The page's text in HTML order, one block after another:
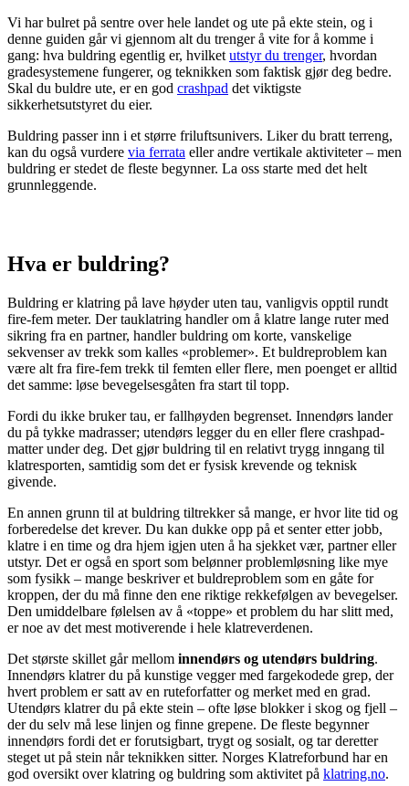
Vi har bulret på sentre over hele landet og ute på ekte stein, og i
denne guiden går vi gjennom alt du trenger å vite for å komme i
gang: hva buldring egentlig er, hvilket utstyr du trenger, hvordan
gradesystemene fungerer, og teknikken som faktisk gjør deg bedre.
Skal du buldre ute, er en god crashpad det viktigste
sikkerhetsutstyret du eier.
Buldring passer inn i et større friluftsunivers. Liker du bratt terreng,
kan du også vurdere via ferrata eller andre vertikale aktiviteter – men
buldring er stedet de fleste begynner. La oss starte med det helt
grunnleggende.
Hva er buldring?
Buldring er klatring på lave høyder uten tau, vanligvis opptil rundt
fire-fem meter. Der tauklatring handler om å klatre lange ruter med
sikring fra en partner, handler buldring om korte, vanskelige
sekvenser av trekk som kalles «problemer». Et buldreproblem kan
være alt fra fire-fem trekk til femten eller flere, men poenget er alltid
det samme: løse bevegelsesgåten fra start til topp.
Fordi du ikke bruker tau, er fallhøyden begrenset. Innendørs lander
du på tykke madrasser; utendørs legger du en eller flere crashpad-
matter under deg. Det gjør buldring til en relativt trygg inngang til
klatresporten, samtidig som det er fysisk krevende og teknisk
givende.
En annen grunn til at buldring tiltrekker så mange, er hvor lite tid og
forberedelse det krever. Du kan dukke opp på et senter etter jobb,
klatre i en time og dra hjem igjen uten å ha sjekket vær, partner eller
utstyr. Det er også en sport som belønner problemløsning like mye
som fysikk – mange beskriver et buldreproblem som en gåte for
kroppen, der du må finne den ene riktige rekkefølgen av bevegelser.
Den umiddelbare følelsen av å «toppe» et problem du har slitt med,
er noe av det mest motiverende i hele klatreverdenen.
Det største skillet går mellom innendørs og utendørs buldring.
Innendørs klatrer du på kunstige vegger med fargekodede grep, der
hvert problem er satt av en ruteforfatter og merket med en grad.
Utendørs klatrer du på ekte stein – ofte løse blokker i skog og fjell –
der du selv må lese linjen og finne grepene. De fleste begynner
innendørs fordi det er forutsigbart, trygt og sosialt, og tar deretter
steget ut på stein når teknikken sitter. Norges Klatreforbund har en
god oversikt over klatring og buldring som aktivitet på klatring.no.